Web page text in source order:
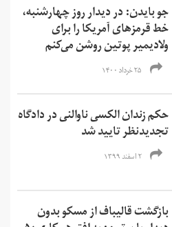
جو بایدن: در دیدار روز چهارشنبه،
خط قرمزهای آمریکا را برای
ولادیمیر پوتین روشن می‌کنم
۲۵ خرداد ۱۴۰۰
حکم زندان الکسی ناوالنی در دادگاه
تجدیدنظر تایید شد
۲ اسفند ۱۳۹۹
بازگشت قالیباف از مسکو بدون